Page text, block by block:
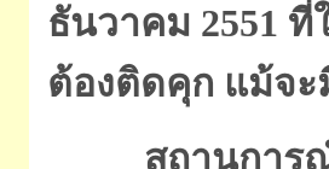
ธันวาคม 2551
ต้องติดคุก แม้จ
สถานการ